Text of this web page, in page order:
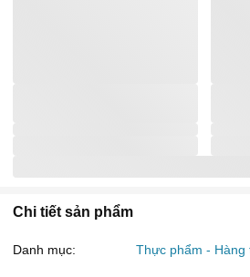
Chi tiết sản phẩm
Danh mục: Thực phẩm - Hàng